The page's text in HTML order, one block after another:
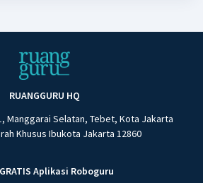
RUANGGURU HQ
Manggarai Selatan, Tebet, Kota Jakarta
Khusus Ibukota Jakarta 12860
Aplikasi Roboguru